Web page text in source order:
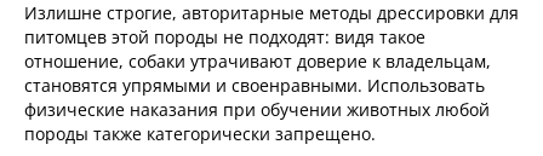
Излишне строгие, авторитарные методы дрессировки для
питомцев этой породы не подходят: видя такое
отношение, собаки утрачивают доверие к владельцам,
становятся упрямыми и своенравными. Использовать
физические наказания при обучении животных любой
породы также категорически запрещено.